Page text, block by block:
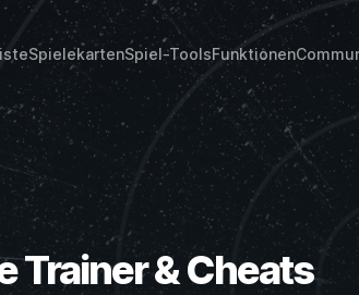
SpielekartenSpiel-ToolsFunktionen
Trainer & Cheats